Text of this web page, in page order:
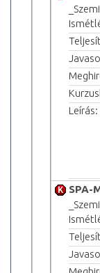
Leírás:
SPA-